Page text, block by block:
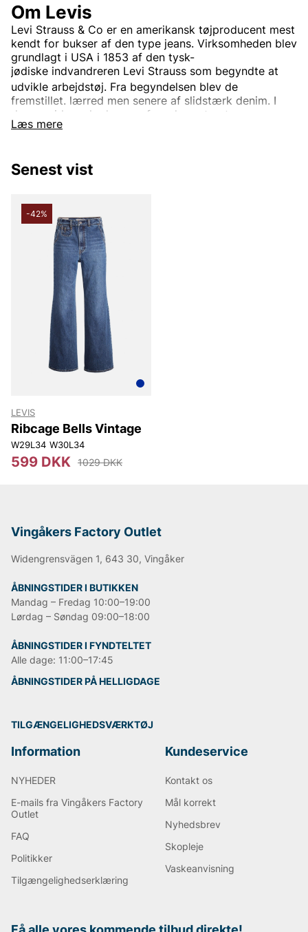
Læs mere
Om Levis
Levi Strauss & Co er en amerikansk tøjproducent mest
kendt for bukser af den type jeans. Virksomheden blev
grundlagt i USA i 1853 af den tysk-
jødiske indvandreren Levi Strauss som begyndte at
udvikle arbejdstøj. Fra begyndelsen blev de
fremstillet. lærred men senere af slidstærk denim. I
dag er virksomheden en af verdens største
tøjvirksomheder.
er Levi’s Det bruges til tøj verden rundt. Oprindeligt var
Levi's kun et produktnavn på de
diverse andre beklædningsgenstande og tilbehør. Den
mest kendte jeansmodel er
klassiker verden over.
Informationen er hentet fra Wikipedia.
Andre populære mærker:
Björn Borg
Senest vist
-42%
LEVIS
Ribcage Bells Vintage
W29L34 W30L34
599 DKK 1029 DKK
Vingåkers Factory Outlet
Widengrensvägen 1, 643 30, Vingåker
ÅBNINGSTIDER I BUTIKKEN
Mandag – Fredag 10:00–19:00
Lørdag – Søndag 09:00–18:00
ÅBNINGSTIDER I FYNDTELTET
Alle dage: 11:00–17:45
ÅBNINGSTIDER PÅ HELLIGDAGE
TILGÆNGELIGHEDSVÆRKTØJ
Information
NYHEDER
E-mails fra Vingåkers Factory
Outlet
FAQ
Politikker
Tilgængelighedserklæring
Kundeservice
Kontakt os
Mål korrekt
Nyhedsbrev
Skopleje
Vaskeanvisning